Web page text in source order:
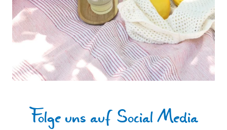
Folge uns auf Social Media